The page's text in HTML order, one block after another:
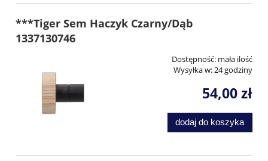
***Tiger Sem Haczyk Czarny/Dąb
1337130746
Dostępność: mała ilość
Wysyłka w:24 godziny
54,00 zł
dodaj do koszyka